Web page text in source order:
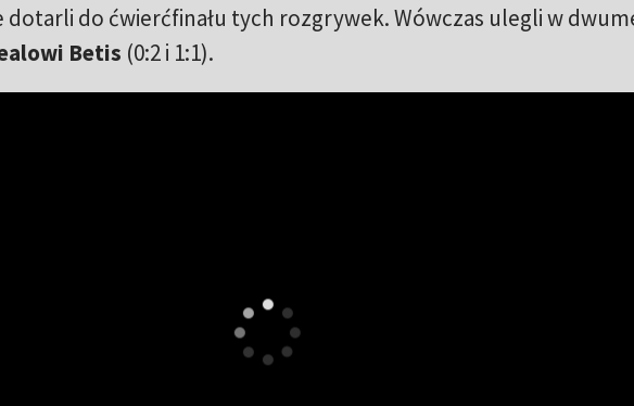
dotarli do ćwierćfinału tych rozgrywek. Wówczas ulegli w
Betis (0:2 i 1:1).